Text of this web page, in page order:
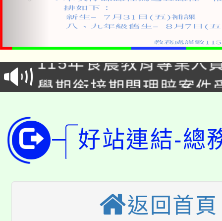
淨零綠生活教案入校路
會
115年食農教育專業人
程
學期銜接期間理賠案件
版
公告本校115學年度第
代理(課)教師甄選結果(
「2026金融保險知識
車」活動
桃園市115學年度學生
生本土語及新住民語歌
公告本校115學年度第
好站連結-總
返回首頁